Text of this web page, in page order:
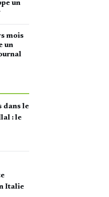
un
mois
un
dans le
: le
Italie